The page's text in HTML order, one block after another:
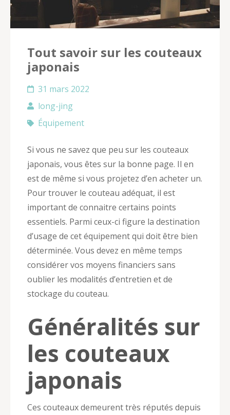
Tout savoir sur les couteaux
japonais
31 mars 2022
long-jing
Équipement
Si vous ne savez que peu sur les couteaux
japonais, vous êtes sur la bonne page. Il en
est de même si vous projetez d’en acheter un.
Pour trouver le couteau adéquat, il est
important de connaitre certains points
essentiels. Parmi ceux-ci figure la destination
d’usage de cet équipement qui doit être bien
déterminée. Vous devez en même temps
considérer vos moyens financiers sans
oublier les modalités d’entretien et de
stockage du couteau.
Généralités sur
les couteaux
japonais
Ces couteaux demeurent très réputés depuis